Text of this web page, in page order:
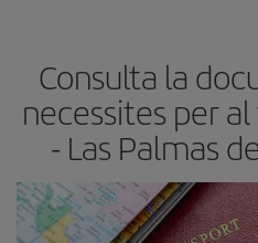
barats et sortiran. A més, si tens
horaris del viatge, podràstriar el
Consulta la
necessites per
- Las Palmas